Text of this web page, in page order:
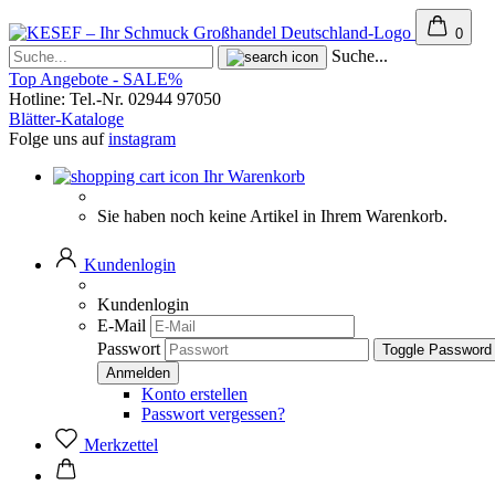
0
Suche...
Top Angebote - SALE%
Hotline: Tel.-Nr. 02944 97050
Blätter-Kataloge
Folge uns aufinstagram
Ihr Warenkorb
Sie haben noch keine Artikel in Ihrem Warenkorb.
Kundenlogin
Kundenlogin
E-Mail
Passwort
Toggle
Konto erstellen
Passwort vergessen?
Merkzettel